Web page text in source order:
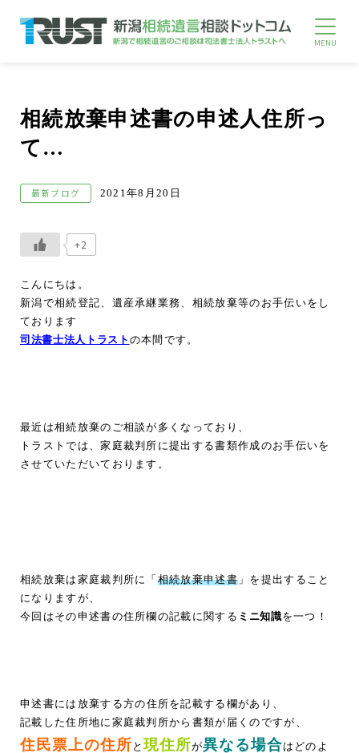
相続放棄申述書の申述人住所っ
て…
最新ブログ 2021年8月20日
+2
こんにちは。
新潟で相続登記、遺産承継業務、相続放棄等のお手伝いをし
ております
司法書士法人トラストの本間です。
最近は相続放棄のご相談が多くなっており、
トラストでは、家庭裁判所に提出する書類作成のお手伝いを
させていただいております。
相続放棄は家庭裁判所に「 相続放棄申述書 」を提出すること
になりますが、
今回はその申述書の住所欄の記載に関する ミニ知識を一つ！
申述書には放棄する方の住所を記載する欄があり、
記載した住所地に家庭裁判所から書類が届くのですが、
住民票上の住所と現住所が異なる場合はどのよ